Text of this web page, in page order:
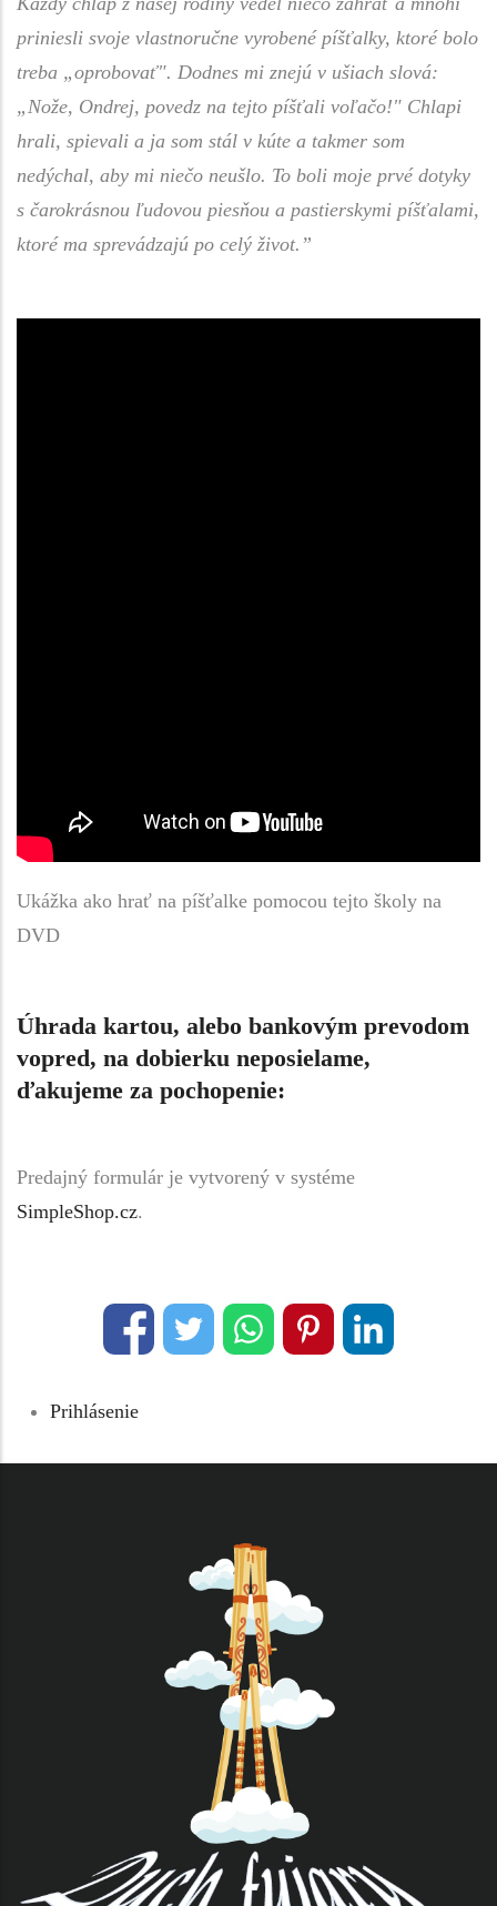
priniesli svoje vlastnoručne vyrobené píšťalky, ktoré bolo
treba „oprobovať". Dodnes mi znejú v ušiach slová:
„Nože, Ondrej, povedz na tejto píšťali voľačo!" Chlapi
hrali, spievali a ja som stál v kúte a takmer som
nedýchal, aby mi niečo neušlo. To boli moje prvé dotyky
s čarokrásnou ľudovou piesňou a pastierskymi píšťalami,
ktoré ma sprevádzajú po celý život.”
Ukážka ako hrať na píšťalke pomocou tejto školy na
DVD
Úhrada kartou, alebo bankovým prevodom
vopred, na dobierku neposielame,
ďakujeme za pochopenie:
Predajný formulár je vytvorený v systéme
SimpleShop.cz.
Prihlásenie